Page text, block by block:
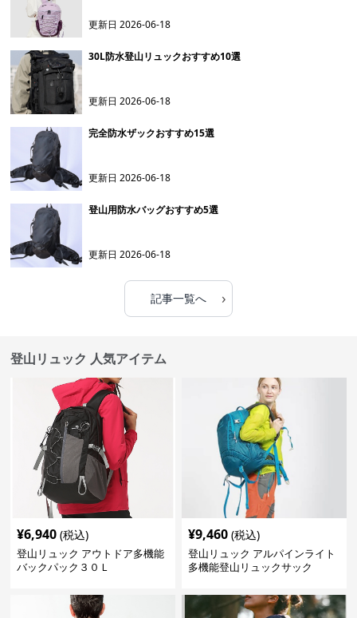
更新日2026-06-18
30L防水登山リュックおすすめ10選
更新日2026-06-18
完全防水ザックおすすめ15選
更新日2026-06-18
登山用防水バッグおすすめ5選
更新日2026-06-18
記事一覧へ ›
登山リュック 人気アイテム
¥6,940 (税込)
登山リュック アウトドア多機能
バックパック３０Ｌ
¥9,460 (税込)
登山リュック アルパインライト
多機能登山リュックサック